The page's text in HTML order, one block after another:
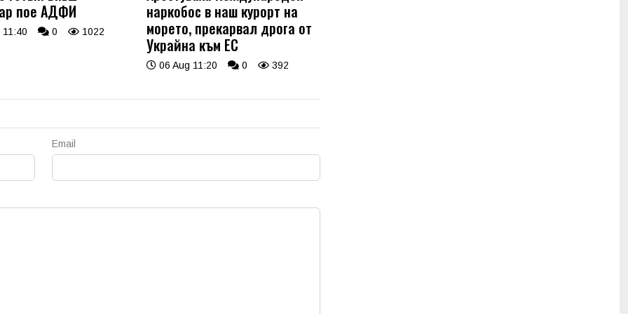
пое АДФИ
0 1022
наркобос в наш курорт на
морето, прекарвал дрога от
Украйна към ЕС
06 Aug 11:20 0 392
Email